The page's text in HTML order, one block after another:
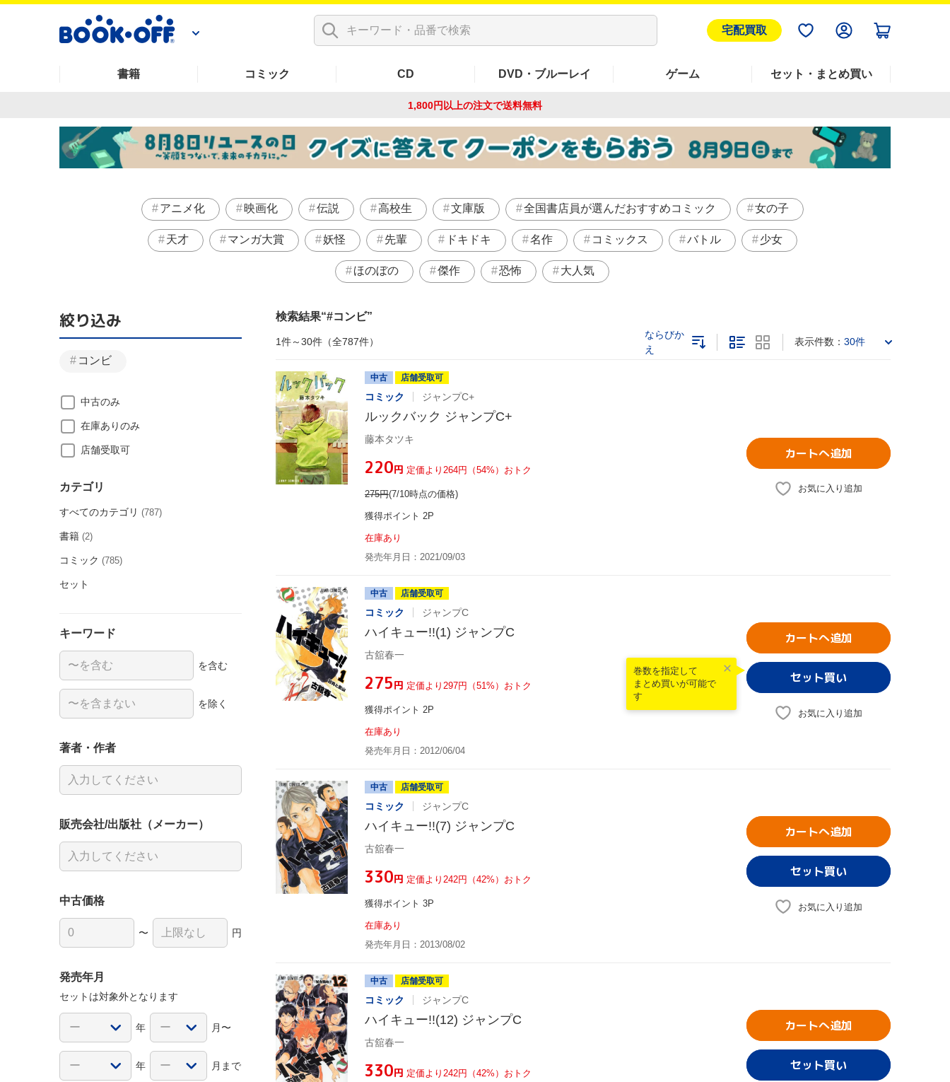
宅配買取
書籍 コミック CD DVD・ブルーレイ ゲーム セット・まとめ買い
1,800円以上の注文で送料無料
アニメ化 映画化 伝説 高校生 文庫版 全国書店員が選んだおすすめコミック 女の子
天才 マンガ大賞 妖怪 先輩 ドキドキ 名作 コミックス バトル 少女
ほのぼの 傑作 恐怖 大人気
検索結果 #コンビ
1件～30件（全787件）
ならびか
え
表示件数： 30件
中古 店舗受取可
コミック ジャンプC+
ルックバック ジャンプC+
藤本タツキ
¥220円 定価より264円（54%）おトク
275円(7/10時点の価格)
獲得ポイント 2P
在庫あり
発売年月日：2021/09/03
カートへ追加
お気に入り追加
中古 店舗受取可
コミック ジャンプC
ハイキュー!!(1) ジャンプC
古舘春一
¥275円 定価より297円（51%）おトク
獲得ポイント 2P
在庫あり
発売年月日：2012/06/04
カートへ追加
巻数を指定して
まとめ買いが可能で
す
お気に入り追加
中古 店舗受取可
コミック ジャンプC
ハイキュー!!(7) ジャンプC
古舘春一
¥330円 定価より242円（42%）おトク
獲得ポイント 3P
在庫あり
発売年月日：2013/08/02
カートへ追加
お気に入り追加
中古 店舗受取可
コミック ジャンプC
ハイキュー!!(12) ジャンプC
古舘春一
¥330円 定価より242円（42%）おトク
カートへ追加
絞り込み
コンビ
中古のみ
在庫ありのみ
店舗受取可
カテゴリ
すべてのカテゴリ (787)
書籍 (2)
コミック (785)
セット
キーワード
を含む
を除く
著者・作者
販売会社/出版社（メーカー）
中古価格
〜 円
発売年月
セットは対象外となります
年 月〜
年 月まで